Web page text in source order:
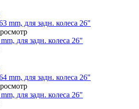
для задн. колеса 26"
для задн. колеса 26"